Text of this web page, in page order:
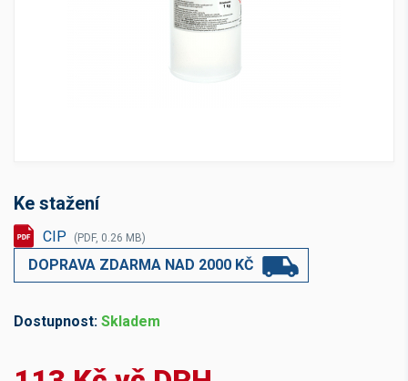
Ke stažení
CIP (PDF, 0.26 MB)
DOPRAVA ZDARMA NAD 2000 KČ
Dostupnost: Skladem